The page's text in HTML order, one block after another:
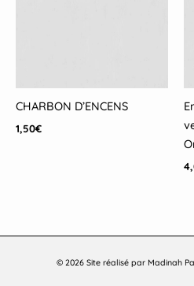
CHARBON D’ENCENS
1,50€
© 2026 Site réalisé par Madinah